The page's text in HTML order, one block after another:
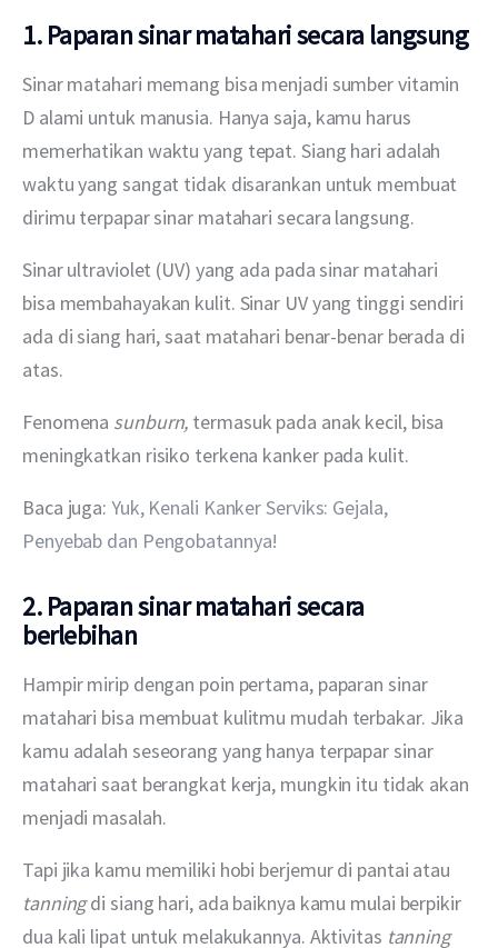
1. Paparan sinar matahari secara langsung
Sinar matahari memang bisa menjadi sumber vitamin
D alami untuk manusia. Hanya saja, kamu harus
memerhatikan waktu yang tepat. Siang hari adalah
waktu yang sangat tidak disarankan untuk membuat
dirimu terpapar sinar matahari secara langsung.
Sinar ultraviolet (UV) yang ada pada sinar matahari
bisa membahayakan kulit. Sinar UV yang tinggi sendiri
ada di siang hari, saat matahari benar-benar berada di
atas.
Fenomena sunburn, termasuk pada anak kecil, bisa
meningkatkan risiko terkena kanker pada kulit.
Baca juga: Yuk, Kenali Kanker Serviks: Gejala,
Penyebab dan Pengobatannya!
2. Paparan sinar matahari secara
berlebihan
Hampir mirip dengan poin pertama, paparan sinar
matahari bisa membuat kulitmu mudah terbakar. Jika
kamu adalah seseorang yang hanya terpapar sinar
matahari saat berangkat kerja, mungkin itu tidak akan
menjadi masalah.
Tapi jika kamu memiliki hobi berjemur di pantai atau
tanning di siang hari, ada baiknya kamu mulai berpikir
dua kali lipat untuk melakukannya. Aktivitas tanning